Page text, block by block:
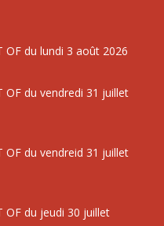
OF du lundi 3 août 2026
OF du vendredi 31 juillet
OF du vendreid 31 juillet
OF du jeudi 30 juillet